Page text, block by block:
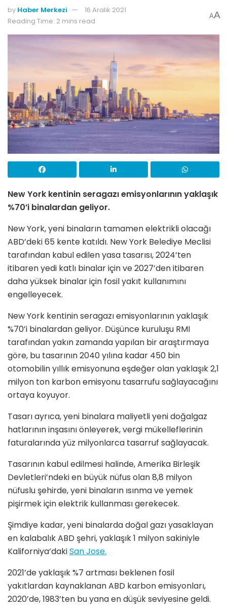
by Haber Merkezi
16 Aralık 2021
Reading Time: 2 mins read
AA
New York kentinin seragazı emisyonlarının yaklaşık
%70’i binalardan geliyor.
New York, yeni binaların tamamen elektrikli olacağı
ABD’deki 65 kente katıldı. New York Belediye Meclisi
tarafından kabul edilen yasa tasarısı, 2024’ten
itibaren yedi katlı binalar için ve 2027’den itibaren
daha yüksek binalar için fosil yakıt kullanımını
engelleyecek.
New York kentinin seragazı emisyonlarının yaklaşık
%70’i binalardan geliyor. Düşünce kuruluşu RMI
tarafından yakın zamanda yapılan bir araştırmaya
göre, bu tasarının 2040 yılına kadar 450 bin
otomobilin yıllık emisyonuna eşdeğer olan yaklaşık 2,1
milyon ton karbon emisyonu tasarrufu sağlayacağını
ortaya koyuyor.
Tasarı ayrıca, yeni binalara maliyetli yeni doğalgaz
hatlarının inşasını önleyerek, vergi mükelleflerinin
faturalarında yüz milyonlarca tasarruf sağlayacak.
Tasarının kabul edilmesi halinde, Amerika Birleşik
Devletleri’ndeki en büyük nüfus olan 8,8 milyon
nüfuslu şehirde, yeni binaların ısınma ve yemek
pişirmek için elektrik kullanması gerekecek.
Şimdiye kadar, yeni binalarda doğal gazı yasaklayan
en kalabalık ABD şehri, yaklaşık 1 milyon sakiniyle
Kaliforniya’dakiSan Jose.
2021’de yaklaşık %7 artması beklenen fosil
yakıtlardan kaynaklanan ABD karbon emisyonları,
2020’de, 1983’ten bu yana en düşük seviyesine geldi.